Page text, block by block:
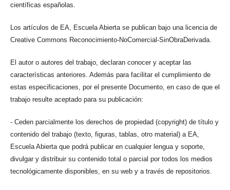
científicas españolas.
Los artículos de EA, Escuela Abierta se publican bajo una licencia de
Creative Commons Reconocimiento-NoComercial-SinObraDerivada.
El autor o autores del trabajo, declaran conocer y aceptar las
características anteriores. Además para facilitar el cumplimiento de
estas especificaciones, por el presente Documento, en caso de que el
trabajo resulte aceptado para su publicación:
- Ceden parcialmente los derechos de propiedad (copyright) de título y
contenido del trabajo (texto, figuras, tablas, otro material) a EA,
Escuela Abierta que podrá publicar en cualquier lengua y soporte,
divulgar y distribuir su contenido total o parcial por todos los medios
tecnológicamente disponibles, en su web y a través de repositorios.